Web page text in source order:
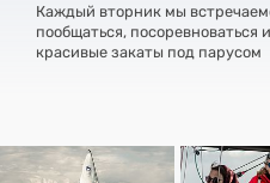
Каждый вторник мы
пообщаться, посоревноваться
красивые закаты под парусом